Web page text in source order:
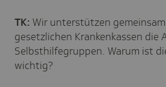
TK: Wir unterstützen
gesetzlichen Krankenkassen die
Selbsthilfegruppen. Warum ist
wichtig?